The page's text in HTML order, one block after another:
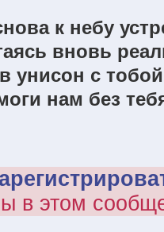
к небу
вновь
унисон с
нам без
в этом